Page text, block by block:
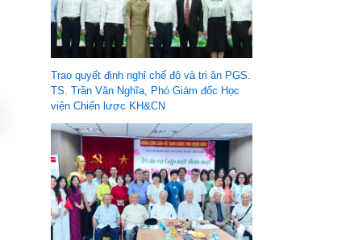
Trao quyết định nghỉ chế độ và tri ân PGS.
TS. Trần Văn Nghĩa, Phó Giám đốc Học
viện Chiến lược KH&CN